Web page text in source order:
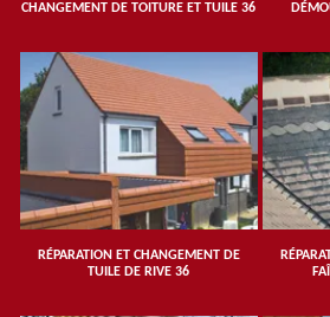
CHANGEMENT DE TOITURE ET TUILE 36
RÉPARATION ET CHANGEMENT DE
TUILE DE RIVE 36